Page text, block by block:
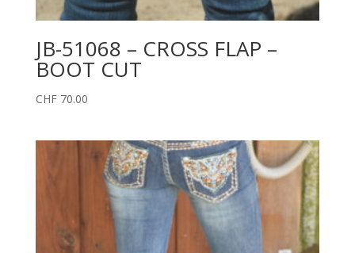
JB-51068 – CROSS FLAP –
BOOT CUT
CHF70.00